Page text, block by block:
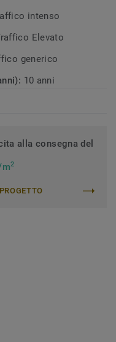
intenso
Elevato
generico
10 anni
alla consegna del
2